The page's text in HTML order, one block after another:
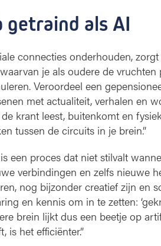
getraind als AI
connecties onderhouden,
je als oudere de
Veroordeel een
met actualiteit, verhalen en
krant leest, buitenkomt en
tussen de circuits in je brein.”
een proces dat niet stilvalt
verbindingen en zelfs nieuwe
nog bijzonder creatief zijn en
en kennis om in te zetten:
brein lijkt dus een beetje op
is het efficiënter.”